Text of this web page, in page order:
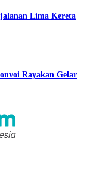
Lima Kereta
Rayakan Gelar